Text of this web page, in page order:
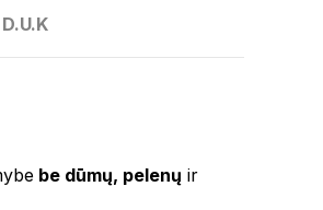
D.U.K
be dūmų, pelenų ir